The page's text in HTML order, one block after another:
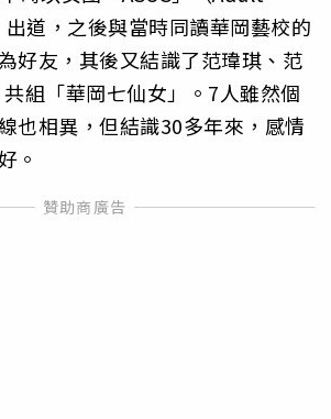
道，之後與當時同讀華岡藝校的
好友，其後又結識了范瑋琪、范
組「華岡七仙女」。7人雖然個
也相異，但結識30多年來，感情
。